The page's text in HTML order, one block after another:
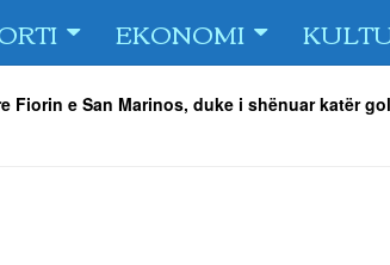
EKONOMI
Fiorin e San Marinos, duke i shënuar katër
Orhan Abdi -06/08/2026
këta lojtarë